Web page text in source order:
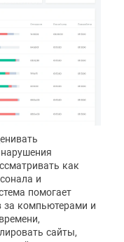
как
и
помогает
за компьютерами и
сайты,